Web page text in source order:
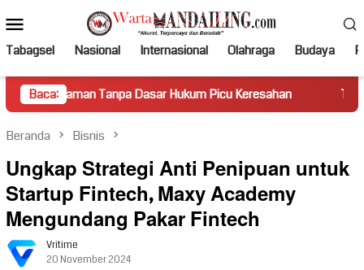
ke
kontenMobile
Tabagsel Nasional Internasional Olahraga Budaya
Baca:
Tanpa Dasar Hukum Picu Keresahan Truk Miring Hambat
Beranda Bisnis
Ungkap Strategi Anti Penipuan untuk
Startup Fintech, Maxy Academy
Mengundang Pakar Fintech
Vritime
20 November 2024